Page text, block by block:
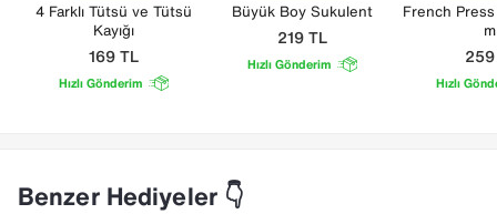
4 Farklı Tütsü ve Tütsü
Kayığı
169TL
Hızlı Gönderim
Büyük Boy Sukulent
219TL
Hızlı Gönderim
French
Hızlı
Benzer Hediyeler 👇